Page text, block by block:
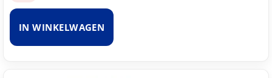
IN WINKELWAGEN